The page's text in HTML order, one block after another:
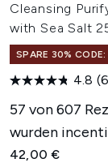
Cleansing
with Sea Salt
SPARE 30% CODE:
4.8
57 von 607
wurden
42,00 €